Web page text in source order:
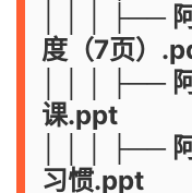
│ │ │ ├──
度（7页）
│ │ │ ├──
课.ppt
│ │ │ ├──
习惯.ppt